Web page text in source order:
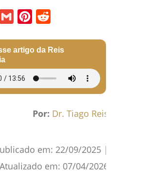
artigo da Reis
Por: Dr. Tiago Reis
em: 22/09/2025 |
Atualizado em: 07/04/2026